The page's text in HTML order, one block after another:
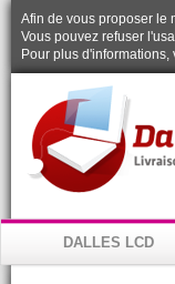
Afin de vous proposer le
Vous pouvez refuser
Pour plus
DALLES LCD